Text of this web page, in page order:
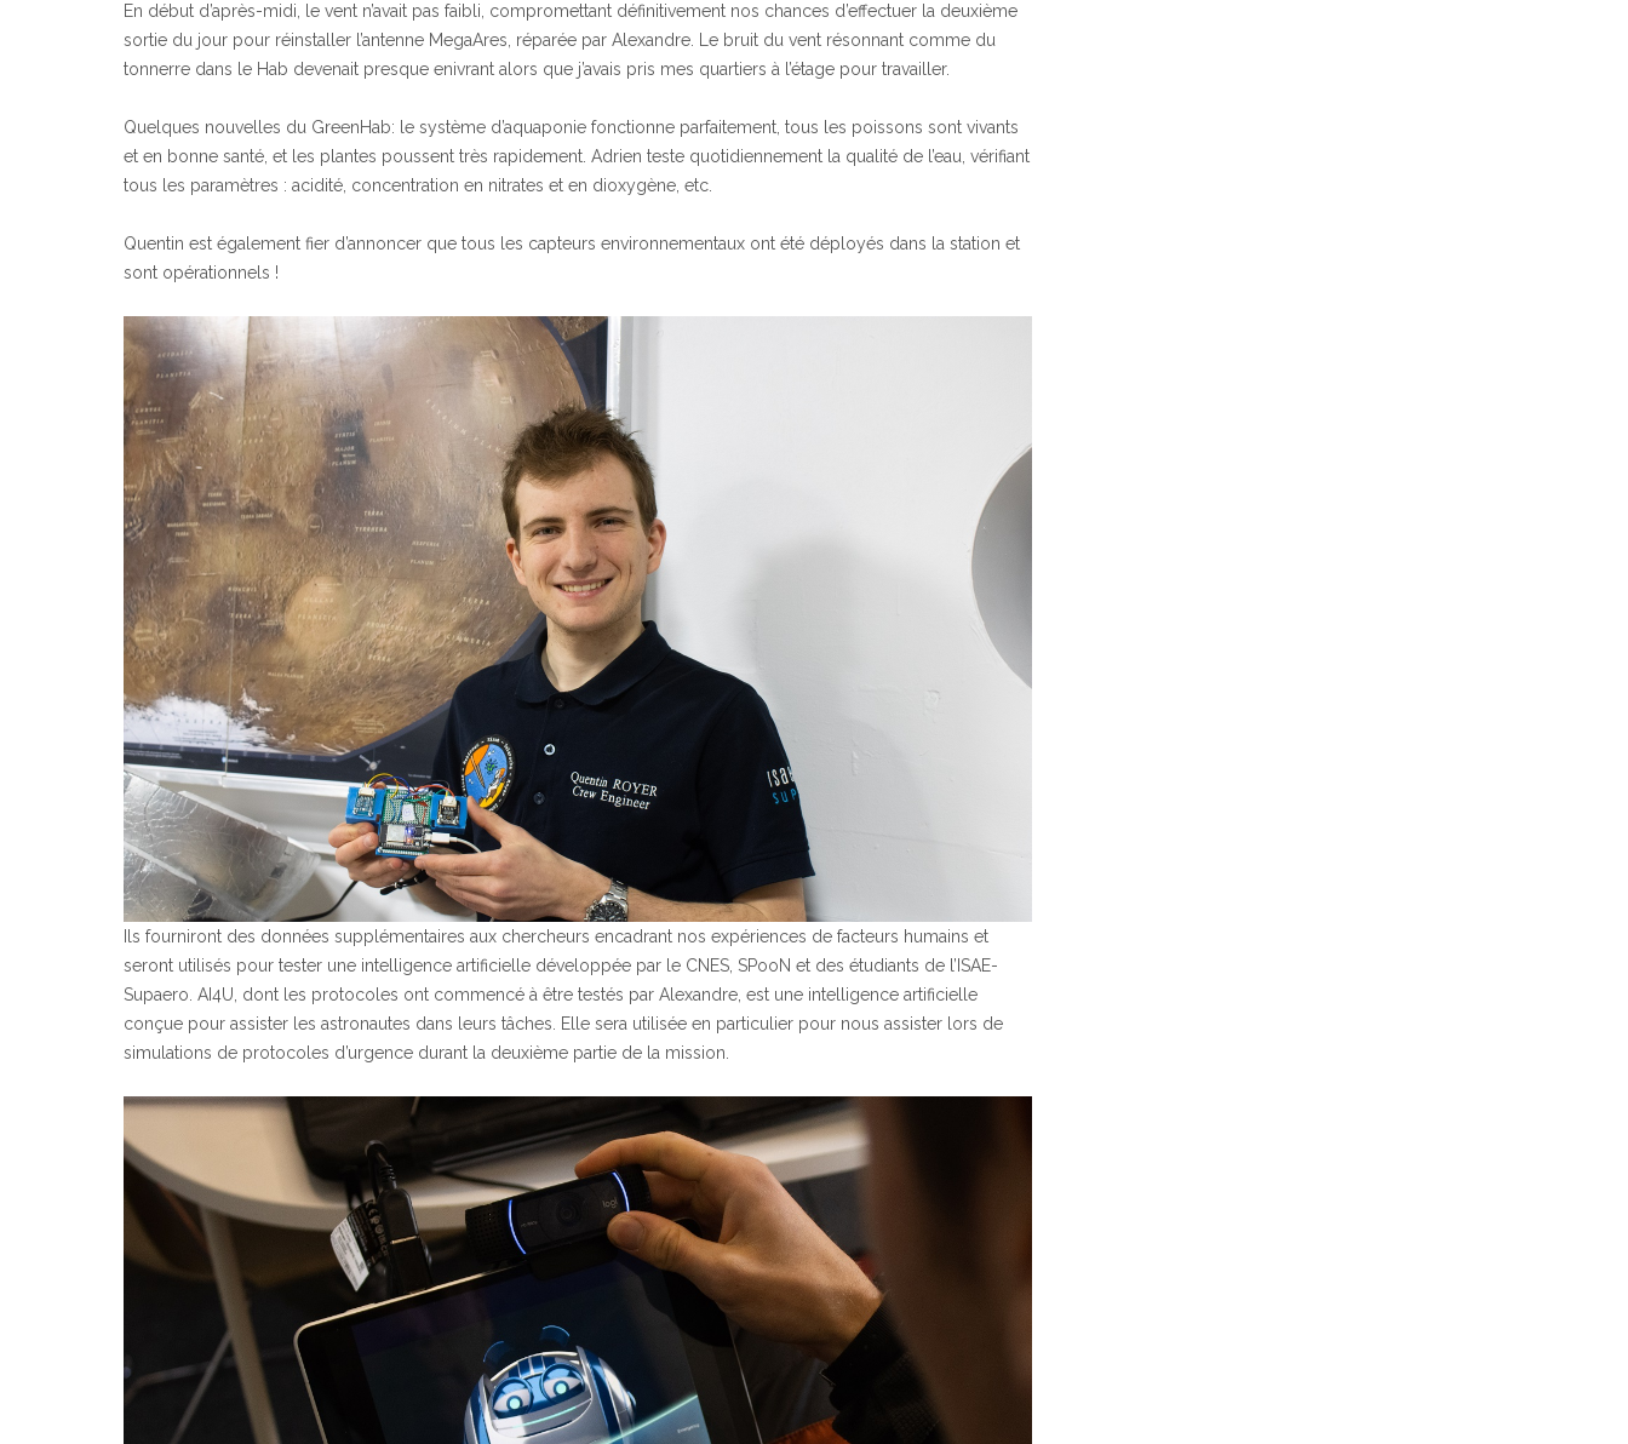
En début d’après-midi, le vent n’avait pas faibli, compromettant définitivement nos chances d’effectuer la deuxième
sortie du jour pour réinstaller l’antenne MegaAres, réparée par Alexandre. Le bruit du vent résonnant comme du
tonnerre dans le Hab devenait presque enivrant alors que j’avais pris mes quartiers à l’étage pour travailler.
Quelques nouvelles du GreenHab: le système d’aquaponie fonctionne parfaitement, tous les poissons sont vivants
et en bonne santé, et les plantes poussent très rapidement. Adrien teste quotidiennement la qualité de l’eau, vérifiant
tous les paramètres : acidité, concentration en nitrates et en dioxygène, etc.
Quentin est également fier d’annoncer que tous les capteurs environnementaux ont été déployés dans la station et
sont opérationnels !
Ils fourniront des données supplémentaires aux chercheurs encadrant nos expériences de facteurs humains et
seront utilisés pour tester une intelligence artificielle développée par le CNES, SPooN et des étudiants de l’ISAE-
Supaero. AI4U, dont les protocoles ont commencé à être testés par Alexandre, est une intelligence artificielle
conçue pour assister les astronautes dans leurs tâches. Elle sera utilisée en particulier pour nous assister lors de
simulations de protocoles d’urgence durant la deuxième partie de la mission.